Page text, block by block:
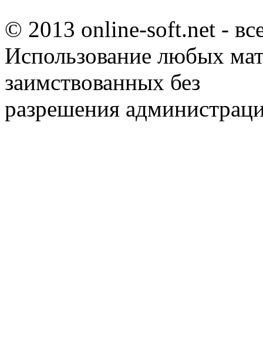
© 2013 online-soft.net -
Использование любых
заимствованных без
разрешения